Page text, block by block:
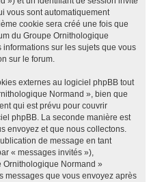
vous sont automatiquement
cookie sera créé une fois que
du Groupe Ornithologique
sur les sujets que vous
sur le forum.
externes au logiciel phpBB tout
Normand », bien que
qui est prévu pour couvrir
phpBB. La seconde manière est
envoyez et que nous collectons.
de message en tant
« messages invités »),
Ornithologique Normand »
messages que vous envoyez après